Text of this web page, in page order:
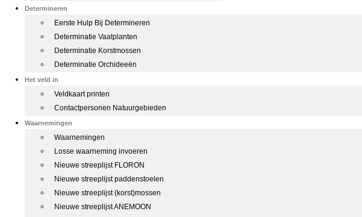
Determineren
Eerste Hulp Bij Determineren
Determinatie Vaatplanten
Determinatie Korstmossen
Determinatie Orchideeën
Het veld in
Veldkaart printen
Contactpersonen Natuurgebieden
Waarnemingen
Waarnemingen
Losse waarneming invoeren
Nieuwe streeplijst FLORON
Nieuwe streeplijst paddenstoelen
Nieuwe streeplijst (korst)mossen
Nieuwe streeplijst ANEMOON